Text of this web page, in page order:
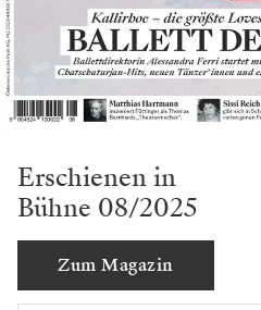
Erschienen in
Bühne 08/2025
Zum Magazin